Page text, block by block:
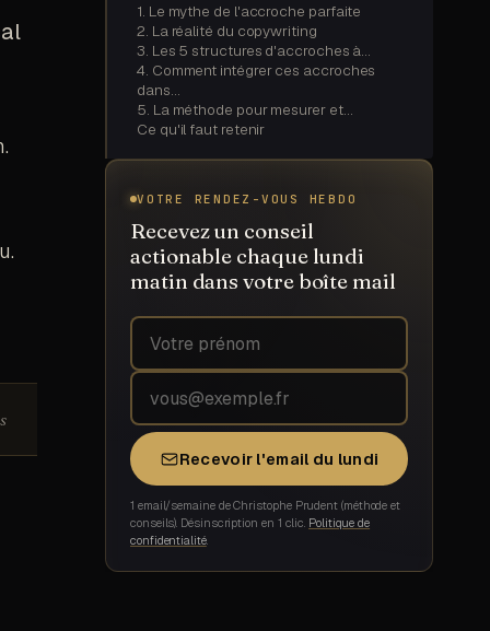
1. Le mythe de l'accroche parfaite
2. La réalité du copywriting
3. Les 5 structures d'accroches à…
4. Comment intégrer ces accroches
dans…
5. La méthode pour mesurer et…
Ce qu'il faut retenir
VOTRE RENDEZ-VOUS HEBDO
Recevez un conseil
actionable chaque lundi
matin dans votre boîte mail
Prénom
Adresse email
Recevoir l'email du lundi
1 email/semaine de Christophe Prudent (méthode et
conseils). Désinscription en 1 clic. Politique de
confidentialité